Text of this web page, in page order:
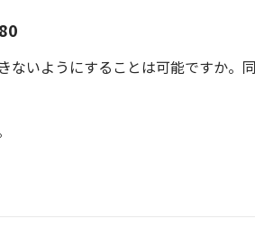
いようにすることは可能ですか。